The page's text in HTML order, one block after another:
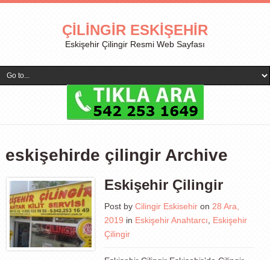
ÇILINGIR ESKIŞEHIR
Eskişehir Çilingir Resmi Web Sayfası
eskişehirde çilingir Archive
Eskişehir Çilingir
Post byCilingir Eskisehir on 28 Ara,
2019 in Eskişehir Anahtarcı
Eskişehir
Çilingir